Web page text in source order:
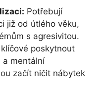
Potřebují
již od útlého věku,
s agresivitou.
poskytnout
a mentální
začít ničit nábytek